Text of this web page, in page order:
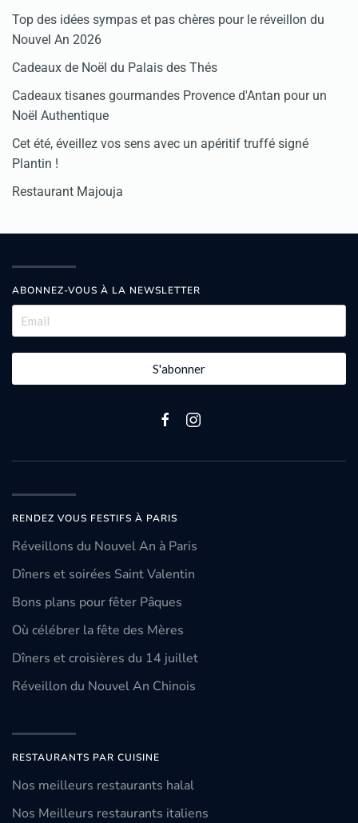
Top des idées sympas et pas chères pour le réveillon du
Nouvel An 2026
Cadeaux de Noël du Palais des Thés
Cadeaux tisanes gourmandes Provence d'Antan pour un
Noël Authentique
Cet été, éveillez vos sens avec un apéritif truffé signé
Plantin !
Restaurant Majouja
ABONNEZ-VOUS À LA NEWSLETTER
S'abonner
RENDEZ VOUS FESTIFS À PARIS
Réveillons du Nouvel An à Paris
Dîners et soirées Saint Valentin
Bons plans pour fêter Pâques
Où célébrer la fête des Mères
Dîners et croisières du 14 juillet
Réveillon du Nouvel An Chinois
RESTAURANTS PAR CUISINE
Nos meilleurs restaurants halal
Nos Meilleurs restaurants italiens